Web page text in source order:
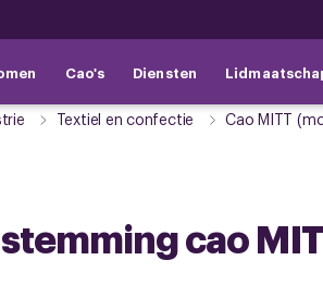
Cao's Diensten
Textiel en confectie Cao MITT
cao